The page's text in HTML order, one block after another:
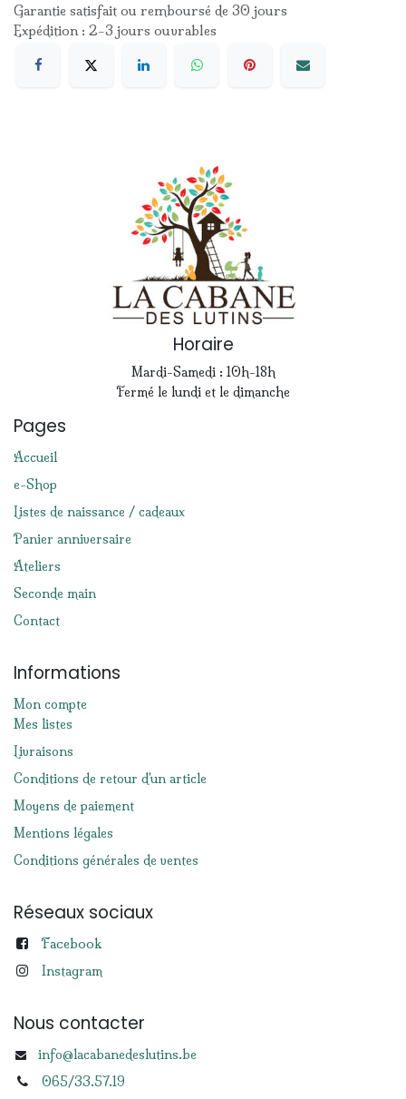
Garantie satisfait ou remboursé de 30 jours
Expédition : 2-3 jours ouvrables
Horaire
Mardi-Samedi : 10h-18h
Fermé le lundi et le dimanche
Pages
Accueil
e-Shop
Listes de naissance / cadeaux
Panier anniversaire
Ateliers
Seconde main
Contact
Informations
Mon compte
Mes listes
Livraisons
Conditions de retour d'un article
Moyens de paiement
Mentions légales
Conditions générales de ventes
Réseaux sociaux
Facebook
Instagram
Nous contacter
info@lacabanedeslutins.be
065/33.57.19